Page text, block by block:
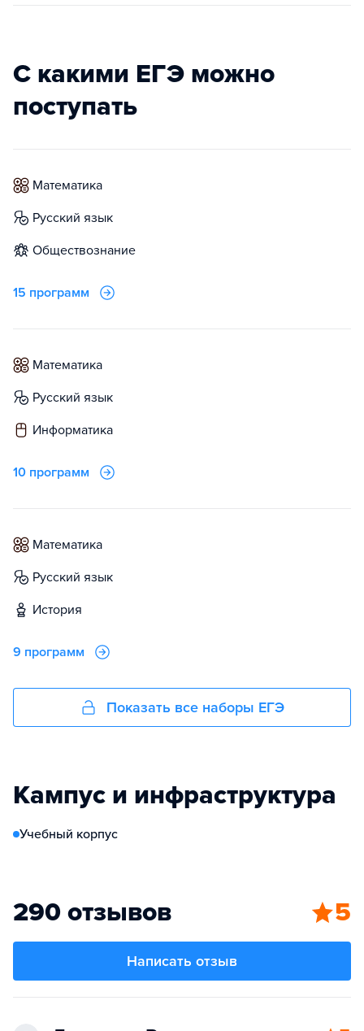
С какими ЕГЭ можно
поступать
математика
русский язык
обществознание
15 программ
математика
русский язык
информатика
10 программ
математика
русский язык
история
9 программ
Показать все наборы ЕГЭ
Кампус и инфраструктура
Учебный корпус
290 отзывов 5
Написать отзыв